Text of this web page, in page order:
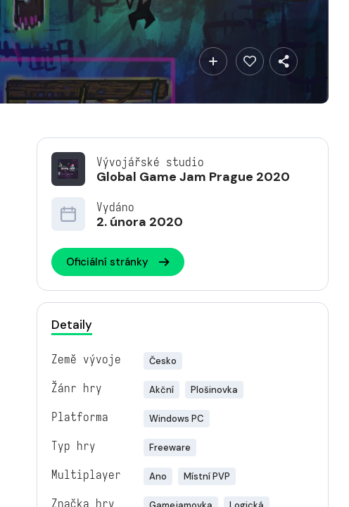
Vývojářské studio
Global Game Jam Prague 2020
Vydáno
2. února 2020
Oficiální stránky
Detaily
Země vývoje Česko
Žánr hry Akční Plošinovka
Platforma Windows PC
Typ hry Freeware
Multiplayer Ano Místní PVP
Značka hry